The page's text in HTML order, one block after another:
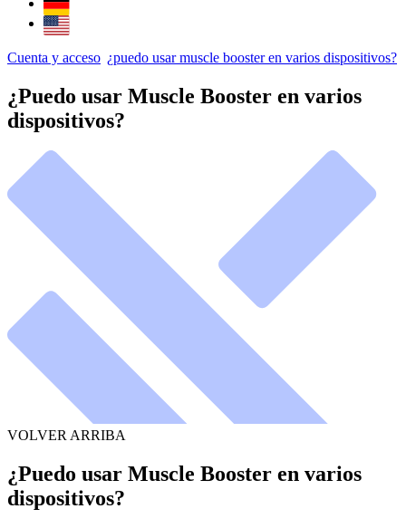
Cuenta y acceso ¿puedo usar muscle booster en varios dispositivos?
¿Puedo usar Muscle Booster en varios
dispositivos?
VOLVER ARRIBA
¿Puedo usar Muscle Booster en varios
dispositivos?